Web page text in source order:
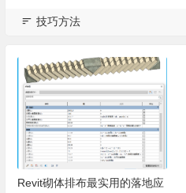
技巧方法
Revit砌体排布最实用的落地应